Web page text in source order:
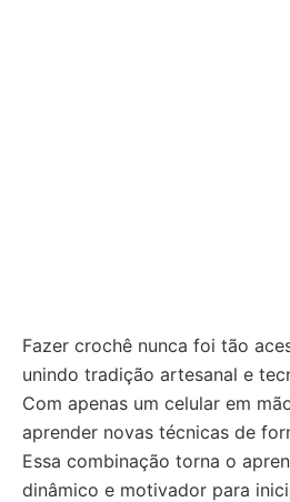
Fazer crochê nunca foi tão
unindo tradição artesanal e
Com apenas um celular em
aprender novas técnicas de
Essa combinação torna o
dinâmico e motivador para